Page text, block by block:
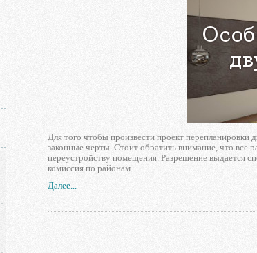
Для того чтобы произвести проект перепланировки
законные черты. Стоит обратить внимание, что все
переустройству помещения. Разрешение выдается
комиссия по районам.
Далее...